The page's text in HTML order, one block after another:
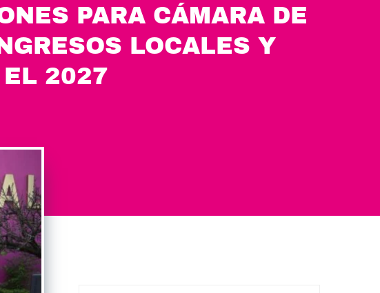
PARA CÁMARA DE
LOCALES Y
EL 2027